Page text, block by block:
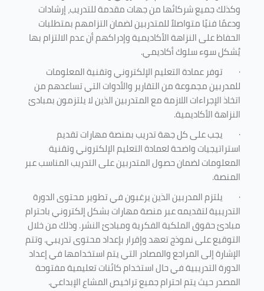
وكذلك جميع شركائها من جهات مقدمة للتدريب، إرشادات
ودعمًا فنيًا متواصلاً للمتدربين لضمان التزامهم بمتطلبات
الحفاظ على النزاهة الأكاديمية وإدراكهم أن عدم الالتزام بها
يُشكل سوء سلوك أكاديمي.
· توفر عمادة التعليم الإلكتروني وتقنية المعلومات
للمدربين مجموعة من التقارير والأدوات التي تساعدهم من
اتخاذ الإجراءات اللازمة مع المتدربين الذين لا يلتزمون بمبادئ
النزاهة الأكاديمية.
· يجب على كل جهة تدريب بمنصة مهارات تقديم
استراتيجيات واضحة لعمادة التعليم الإلكتروني وتقنية
المعلومات لضمان حصول المتدربين على التدريب المناسب عبر
المنصة.
· يلتزم المدربين الذين يرغبون في تطوير محتوى الدورة
التدريبية لتقديمه عبر منصة مهارات بشكل إلكتروني باحترام
مبادئ حقوق الملكية الفكرية ومبادئ النشر. وذلك من خلال
التوقيع على نموذج تعهد وإقرار بإعداد محتوى تدريبي. وتتم
الإشارة إلى المراجع والمصادر التي يتم استخدامها في إعداد
الدورة التدريبية في حال استخدام كائنات تعليمية مفتوحة
المصدر حيث يتم احترام جميع تراخيص المشاع الإبداعي.